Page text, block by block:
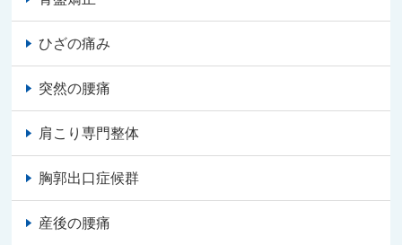
ひざの痛み
突然の腰痛
肩こり専門整体
胸郭出口症候群
産後の腰痛